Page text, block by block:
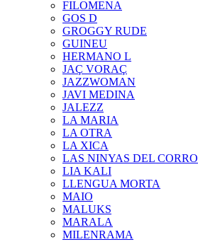
FILOMENA
GOS D
GROGGY RUDE
GUINEU
HERMANO L
JAÇ VORAÇ
JAZZWOMAN
JAVI MEDINA
JALEZZ
LA MARIA
LA OTRA
LA XICA
LAS NINYAS DEL CORRO
LIA KALI
LLENGUA MORTA
MAIO
MALUKS
MARALA
MILENRAMA